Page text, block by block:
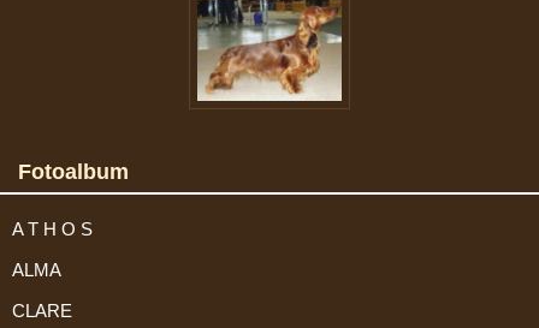
Fotoalbum
A T H O S
ALMA
CLARE